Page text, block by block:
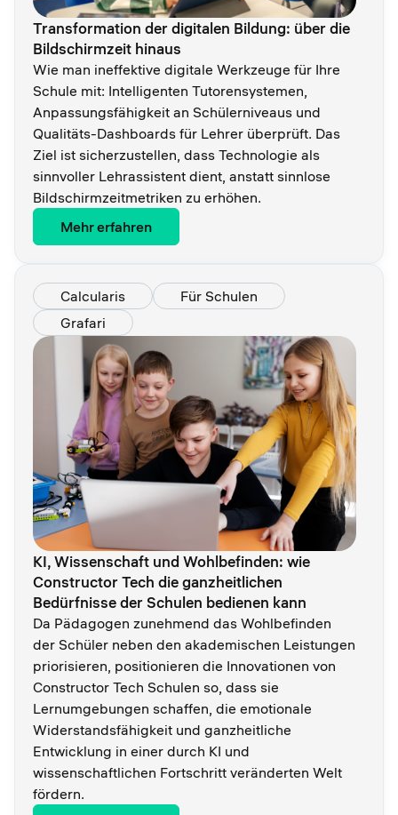
Transformation der digitalen Bildung: über die
Bildschirmzeit hinaus
Wie man ineffektive digitale Werkzeuge für Ihre
Schule mit: Intelligenten Tutorensystemen,
Anpassungsfähigkeit an Schülerniveaus und
Qualitäts-Dashboards für Lehrer überprüft. Das
Ziel ist sicherzustellen, dass Technologie als
sinnvoller Lehrassistent dient, anstatt sinnlose
Bildschirmzeitmetriken zu erhöhen.
Mehr erfahren
Calcularis
Für Schulen
Grafari
KI, Wissenschaft und Wohlbefinden: wie
Constructor Tech die ganzheitlichen
Bedürfnisse der Schulen bedienen kann
Da Pädagogen zunehmend das Wohlbefinden
der Schüler neben den akademischen Leistungen
priorisieren, positionieren die Innovationen von
Constructor Tech Schulen so, dass sie
Lernumgebungen schaffen, die emotionale
Widerstandsfähigkeit und ganzheitliche
Entwicklung in einer durch KI und
wissenschaftlichen Fortschritt veränderten Welt
fördern.